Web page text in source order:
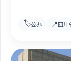
🏷️公办 📍四川